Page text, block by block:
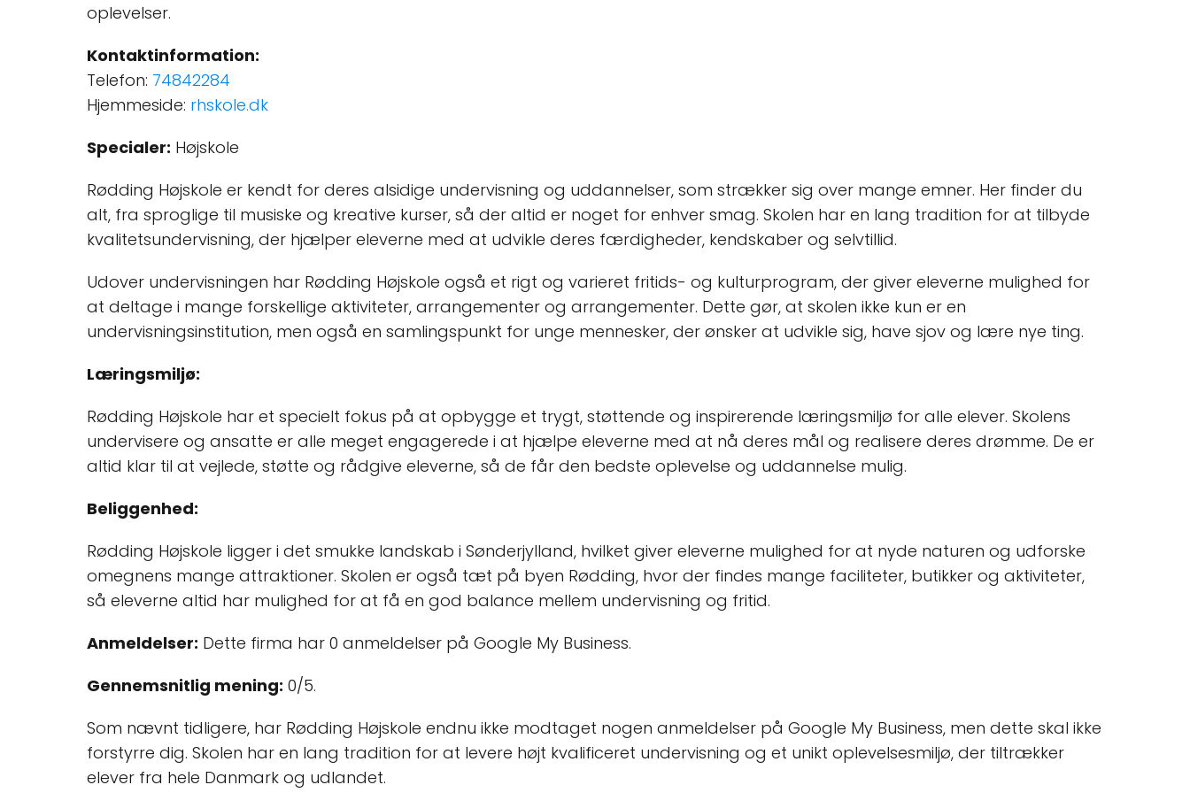
oplevelser.
Kontaktinformation:
Telefon: 74842284
Hjemmeside: rhskole.dk
Specialer: Højskole
Rødding Højskole er kendt for deres alsidige undervisning og uddannelser, som strækker sig over mange emner. Her finder du
alt, fra sproglige til musiske og kreative kurser, så der altid er noget for enhver smag. Skolen har en lang tradition for at tilbyde
kvalitetsundervisning, der hjælper eleverne med at udvikle deres færdigheder, kendskaber og selvtillid.
Udover undervisningen har Rødding Højskole også et rigt og varieret fritids- og kulturprogram, der giver eleverne mulighed for
at deltage i mange forskellige aktiviteter, arrangementer og arrangementer. Dette gør, at skolen ikke kun er en
undervisningsinstitution, men også en samlingspunkt for unge mennesker, der ønsker at udvikle sig, have sjov og lære nye ting.
Læringsmiljø:
Rødding Højskole har et specielt fokus på at opbygge et trygt, støttende og inspirerende læringsmiljø for alle elever. Skolens
undervisere og ansatte er alle meget engagerede i at hjælpe eleverne med at nå deres mål og realisere deres drømme. De er
altid klar til at vejlede, støtte og rådgive eleverne, så de får den bedste oplevelse og uddannelse mulig.
Beliggenhed:
Rødding Højskole ligger i det smukke landskab i Sønderjylland, hvilket giver eleverne mulighed for at nyde naturen og udforske
omegnens mange attraktioner. Skolen er også tæt på byen Rødding, hvor der findes mange faciliteter, butikker og aktiviteter,
så eleverne altid har mulighed for at få en god balance mellem undervisning og fritid.
Anmeldelser: Dette firma har 0 anmeldelser på Google My Business.
Gennemsnitlig mening: 0/5.
Som nævnt tidligere, har Rødding Højskole endnu ikke modtaget nogen anmeldelser på Google My Business, men dette skal ikke
forstyrre dig. Skolen har en lang tradition for at levere højt kvalificeret undervisning og et unikt oplevelsesmiljø, der tiltrækker
elever fra hele Danmark og udlandet.